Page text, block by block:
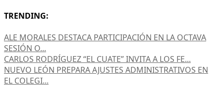
TRENDING:
ALE MORALES DESTACA PARTICIPACIÓN EN LA OCTAVA
SESIÓN O...
CARLOS RODRÍGUEZ “EL CUATE” INVITA A LOS FE...
NUEVO LEÓN PREPARA AJUSTES ADMINISTRATIVOS EN
EL COLEGI...